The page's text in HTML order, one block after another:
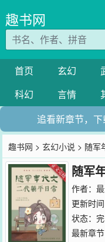
趣书网
首页 玄幻
科幻
言情
追看新章节，
趣书网 >玄幻小说 > 随军
随军
作者：
更新时
状态：
最新章节